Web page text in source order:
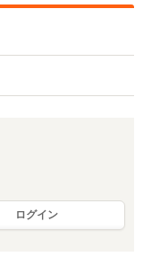
ログイン